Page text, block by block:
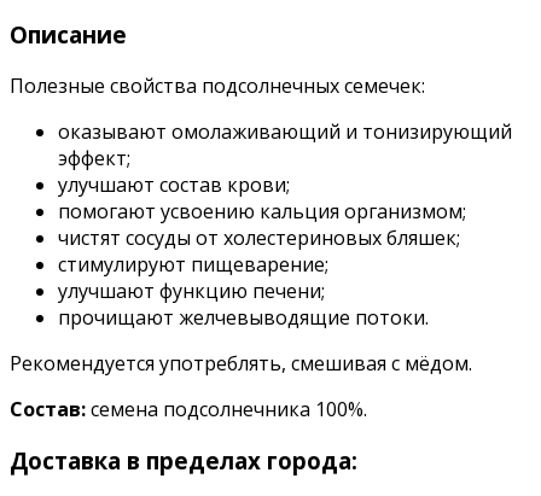
Описание
Полезные свойства подсолнечных семечек:
оказывают омолаживающий и тонизирующий
эффект;
улучшают состав крови;
помогают усвоению кальция организмом;
чистят сосуды от холестериновых бляшек;
стимулируют пищеварение;
улучшают функцию печени;
прочищают желчевыводящие потоки.
Рекомендуется употреблять, смешивая с мёдом.
Состав:семена подсолнечника 100%.
Доставка в пределах города: